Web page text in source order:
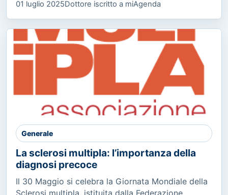
01 luglio 2025Dottore iscritto a miAgenda
Generale
La sclerosi multipla: l’importanza della
diagnosi precoce
Il 30 Maggio si celebra la Giornata Mondiale della
Sclerosi multipla, istituita dalla Federazione